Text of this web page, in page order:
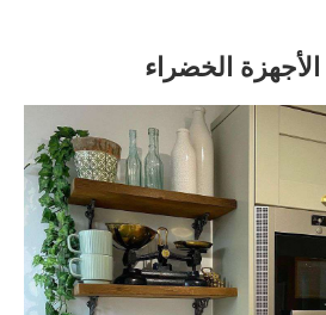
الأجهزة الخضراء